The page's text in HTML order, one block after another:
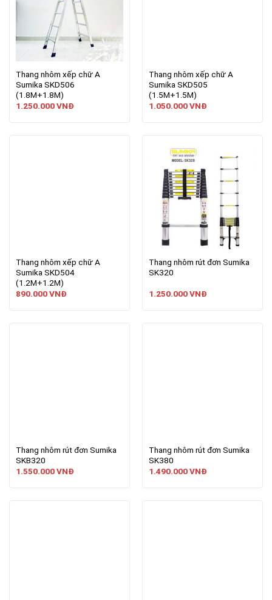
Thang nhôm xếp chữ A
Sumika SKD506
(1.8M+1.8M)
1.250.000VNĐ
Thang nhôm xếp chữ A
Sumika SKD505
(1.5M+1.5M)
1.050.000VNĐ
Thang nhôm xếp chữ A
Sumika SKD504
(1.2M+1.2M)
890.000VNĐ
Thang nhôm rút đơn Sumika
SK320
1.250.000VNĐ
Thang nhôm rút đơn Sumika
SKB320
1.550.000VNĐ
Thang nhôm rút đơn Sumika
SK380
1.490.000VNĐ